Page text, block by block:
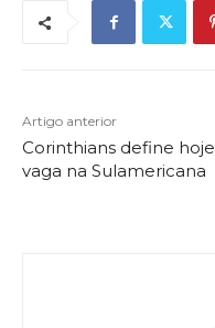
Artigo anterior
Corinthians define hoje
vaga na Sulamericana